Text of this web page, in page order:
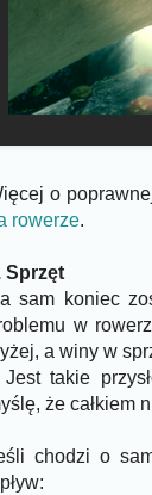
o
rowerze.
Sprzęt
sam koniec
w
a winy w
Jest takie
że całkiem
chodzi o